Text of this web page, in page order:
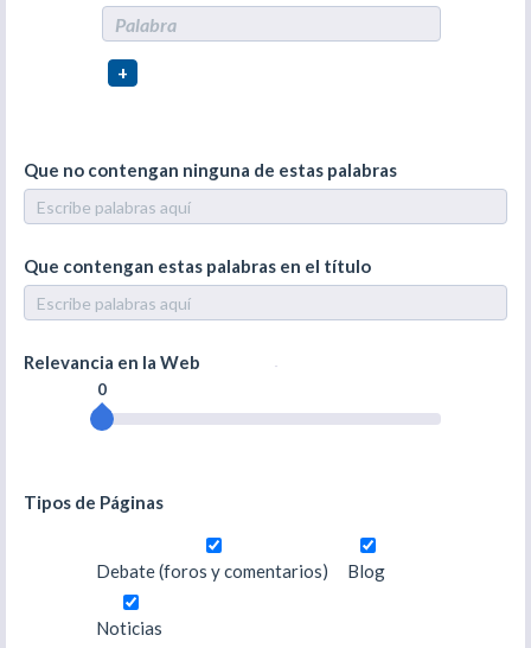
+
Que no contengan ninguna de estas palabras
Que contengan estas palabras en el título
Relevancia en la Web
0
Tipos de Páginas
Debate (foros y comentarios) Blog
Noticias